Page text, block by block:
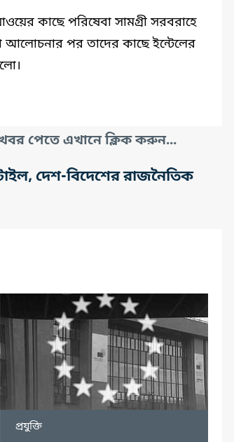
কাছে পরিষেবা সামগ্রী সরবরাহে
আলোচনার পর তাদের কাছে ইন্টেলের
পেতে এখানে ক্লিক করুন...
দেশ-বিদেশের রাজনৈতিক
প্রযুক্তি